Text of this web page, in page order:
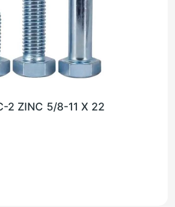
PERNO HEX UNC-2 ZINC 5/8-11 X 22